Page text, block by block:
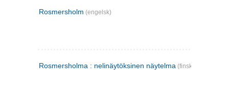
Rosmersholm (engelsk)
Rosmersholma : nelinäytöksinen näytelma (finsk)